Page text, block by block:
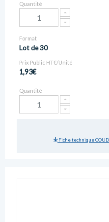
Quantité
Format
Lot de 30
Prix Public HT€/Unité
1,93€
Quantité
Fiche technique